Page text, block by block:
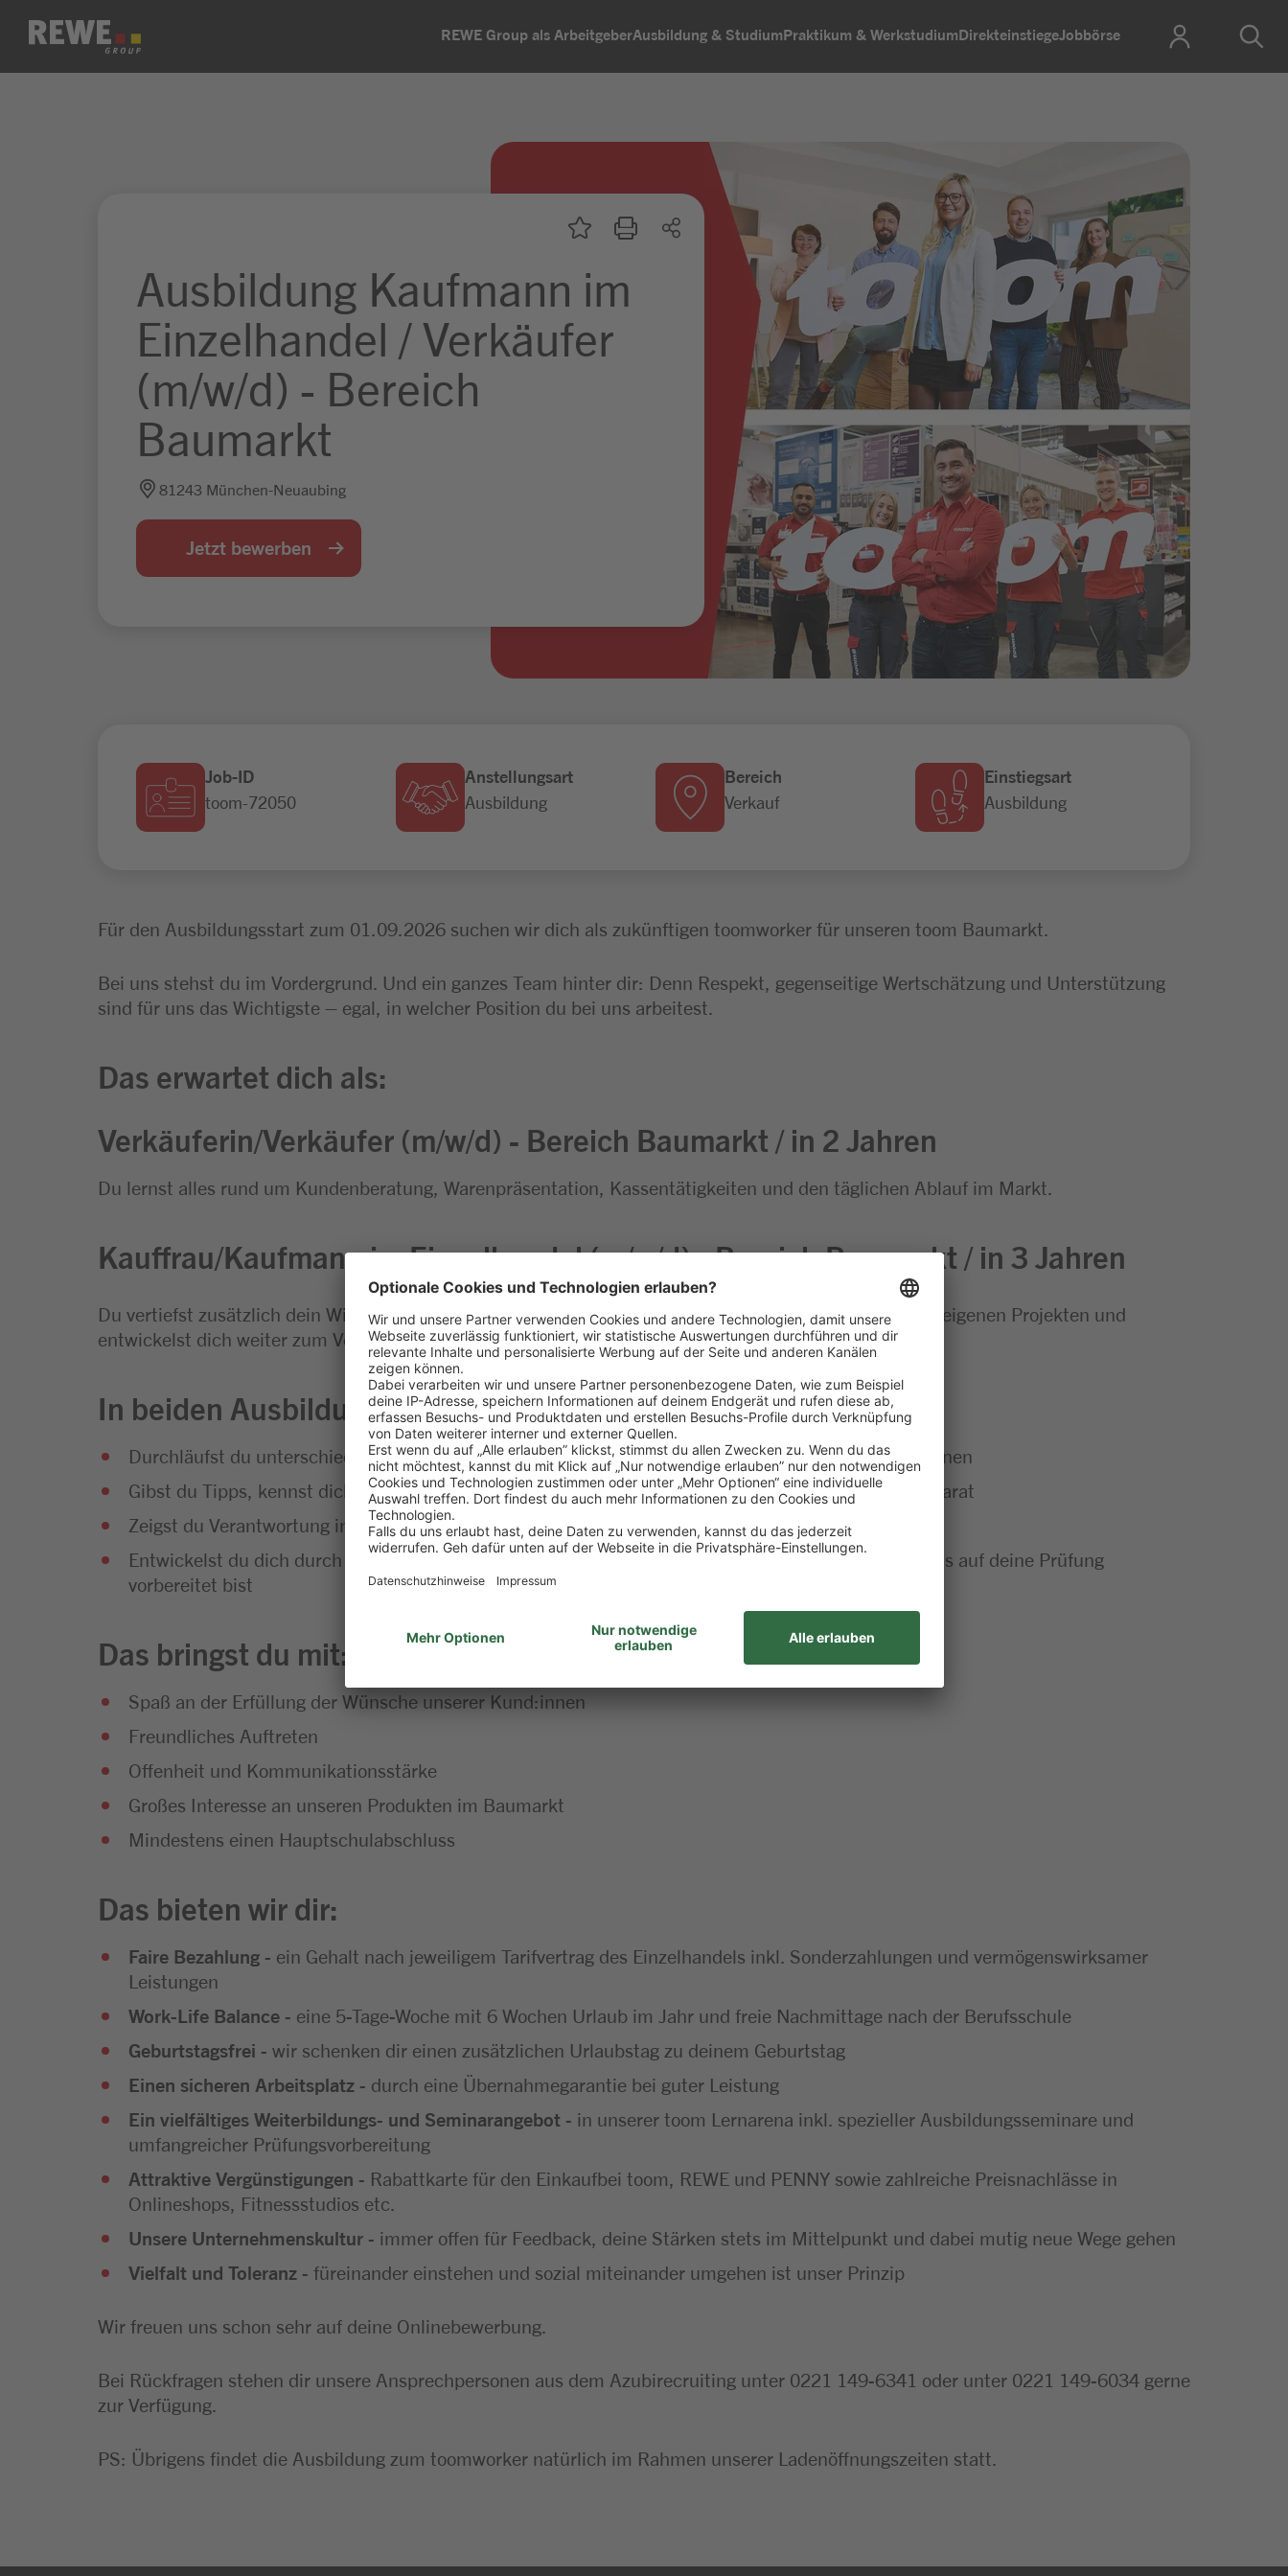
Zum Inhalt springen REWE Group als ArbeitgeberAusbildung & StudiumPraktikum & WerkstudiumDirekteinstiegeJobbörse
Ausbildung Kaufmann im
Einzelhandel / Verkäufer
(m/w/d) - Bereich
Baumarkt
81243 München-Neuaubing
Jetzt bewerben
Job-ID
toom-72050
Anstellungsart
Ausbildung
Bereich
Verkauf
Einstiegsart
Ausbildung
Für den Ausbildungsstart zum 01.09.2026 suchen wir dich als zukünftigen toomworker für unseren toom Baumarkt.
Bei uns stehst du im Vordergrund. Und ein ganzes Team hinter dir: Denn Respekt, gegenseitige Wertschätzung und Unterstützung
sind für uns das Wichtigste – egal, in welcher Position du bei uns arbeitest.
Das erwartet dich als:
Verkäuferin/Verkäufer (m/w/d) - Bereich Baumarkt / in 2 Jahren
Du lernst alles rund um Kundenberatung, Warenpräsentation, Kassentätigkeiten und den täglichen Ablauf im Markt.
Kauffrau/Kaufmann im Einzelhandel (m/w/d) - Bereich Baumarkt / in 3 Jahren
Du vertiefst zusätzlich dein Wissen in betriebswirtschaftlichen Themen, übernimmst Verantwortung in eigenen Projekten und
entwickelst dich weiter zum Verkaufsprofi.
In beiden Ausbildungen im Team toom
Durchläufst du unterschiedliche Abteilungen und bist die erste Ansprechperson für unsere Kund:innen
Gibst du Tipps, kennst dich mit der Ware aus und hast immer das richtige Werkzeug und Material parat
Zeigst du Verantwortung in eigenen Projekten und bringst deine Ideen mit ein
Entwickelst du dich durch unsere Azubiseminare und Fachtrainings stetig weiter, so dass du bestens auf deine Prüfung
vorbereitet bist
Das bringst du mit:
Spaß an der Erfüllung der Wünsche unserer Kund:innen
Freundliches Auftreten
Offenheit und Kommunikationsstärke
Großes Interesse an unseren Produkten im Baumarkt
Mindestens einen Hauptschulabschluss
Das bieten wir dir:
Faire Bezahlung - ein Gehalt nach jeweiligem Tarifvertrag des Einzelhandels inkl. Sonderzahlungen und vermögenswirksamer
Leistungen
Work-Life Balance - eine 5-Tage-Woche mit 6 Wochen Urlaub im Jahr und freie Nachmittage nach der Berufsschule
Geburtstagsfrei - wir schenken dir einen zusätzlichen Urlaubstag zu deinem Geburtstag
Einen sicheren Arbeitsplatz - durch eine Übernahmegarantie bei guter Leistung
Ein vielfältiges Weiterbildungs- und Seminarangebot - in unserer toom Lernarena inkl. spezieller Ausbildungsseminare und
umfangreicher Prüfungsvorbereitung
Attraktive Vergünstigungen - Rabattkarte für den Einkaufbei toom, REWE und PENNY sowie zahlreiche Preisnachlässe in
Onlineshops, Fitnessstudios etc.
Unsere Unternehmenskultur - immer offen für Feedback, deine Stärken stets im Mittelpunkt und dabei mutig neue Wege gehen
Vielfalt und Toleranz - füreinander einstehen und sozial miteinander umgehen ist unser Prinzip
Wir freuen uns schon sehr auf deine Onlinebewerbung.
Bei Rückfragen stehen dir unsere Ansprechpersonen aus dem Azubirecruiting unter 0221 149-6341 oder unter 0221 149-6034 gerne
zur Verfügung.
PS: Übrigens findet die Ausbildung zum toomworker natürlich im Rahmen unserer Ladenöffnungszeiten statt.